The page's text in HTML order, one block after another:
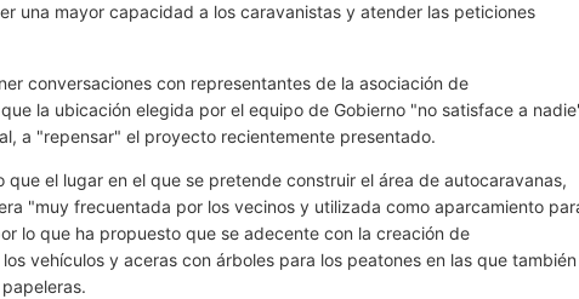
una mayor capacidad a los caravanistas y atender las peticiones
conversaciones con representantes de la asociación de
la ubicación elegida por el equipo de Gobierno "no satisface a
a "repensar" el proyecto recientemente presentado.
que el lugar en el que se pretende construir el área de autocaravanas,
"muy frecuentada por los vecinos y utilizada como aparcamiento
lo que ha propuesto que se adecente con la creación de
vehículos y aceras con árboles para los peatones en las que también
papeleras.